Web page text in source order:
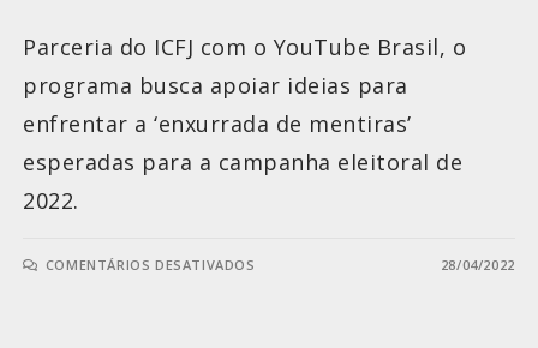
Parceria do ICFJ com o YouTube Brasil, o
programa busca apoiar ideias para
enfrentar a ‘enxurrada de mentiras’
esperadas para a campanha eleitoral de
2022.
COMENTÁRIOS DESATIVADOS 28/04/2022